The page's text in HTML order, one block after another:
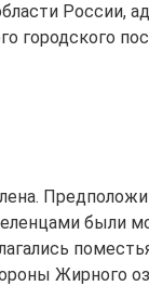
России,
городского
были
Жирного